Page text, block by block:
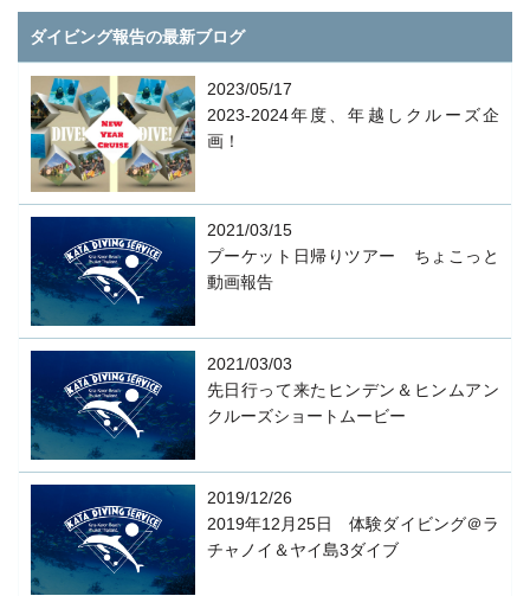
ダイビング報告の最新ブログ
2023/05/17
2023-2024年度、年越しクルーズ企
画！
2021/03/15
プーケット日帰りツアー ちょこっと
動画報告
2021/03/03
先日行って来たヒンデン＆ヒンムアン
クルーズショートムービー
2019/12/26
2019年12月25日 体験ダイビング＠ラ
チャノイ＆ヤイ島3ダイブ